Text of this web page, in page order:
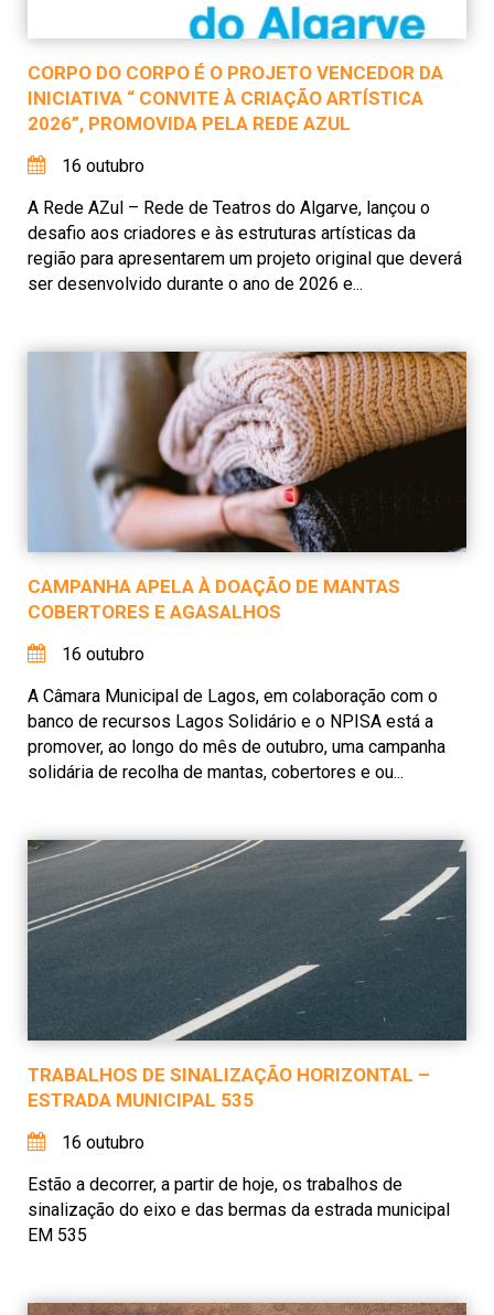
CORPO DO CORPO É O PROJETO VENCEDOR DA
INICIATIVA “ CONVITE À CRIAÇÃO ARTÍSTICA
2026”, PROMOVIDA PELA REDE AZUL
16 outubro
A Rede AZul – Rede de Teatros do Algarve, lançou o
desafio aos criadores e às estruturas artísticas da
região para apresentarem um projeto original que deverá
ser desenvolvido durante o ano de 2026 e...
CAMPANHA APELA À DOAÇÃO DE MANTAS
COBERTORES E AGASALHOS
16 outubro
A Câmara Municipal de Lagos, em colaboração com o
banco de recursos Lagos Solidário e o NPISA está a
promover, ao longo do mês de outubro, uma campanha
solidária de recolha de mantas, cobertores e ou...
TRABALHOS DE SINALIZAÇÃO HORIZONTAL –
ESTRADA MUNICIPAL 535
16 outubro
Estão a decorrer, a partir de hoje, os trabalhos de
sinalização do eixo e das bermas da estrada municipal
EM 535